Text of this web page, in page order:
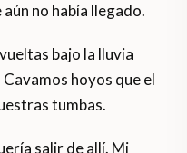
no había llegado.
bajo la lluvia
hoyos que el
tumbas.
salir de allí. Mi